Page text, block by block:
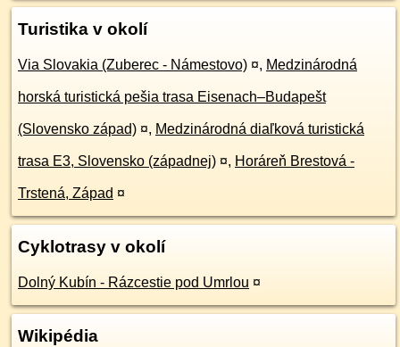
Turistika v okolí
Via Slovakia (Zuberec - Námestovo) ¤, Medzinárodná
horská turistická pešia trasa Eisenach–Budapešt
(Slovensko západ) ¤, Medzinárodná diaľková turistická
trasa E3, Slovensko (západnej) ¤, Horáreň Brestová -
Trstená, Západ ¤
Cyklotrasy v okolí
Dolný Kubín - Rázcestie pod Umrlou ¤
Wikipédia